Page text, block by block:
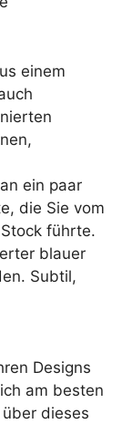
einem
ein paar
die Sie vom
führte.
blauer
Subtil,
Designs
am besten
dieses